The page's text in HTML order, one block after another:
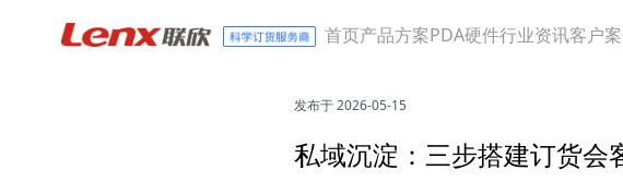
首页产品方案PDA硬件行业资讯客户
发布于 2026-05-15
私域沉淀：三步搭建订货会